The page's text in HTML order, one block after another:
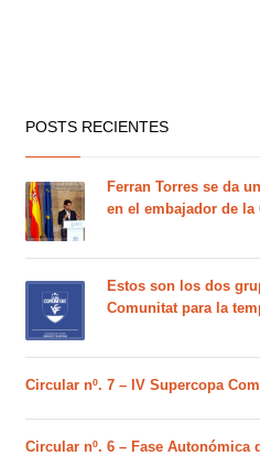
POSTS RECIENTES
Ferran Torres se da
en el embajador de la
Estos son los dos
Comunitat para la
Circular nº. 7 – IV Supercopa
Circular nº. 6 – Fase Autonómica